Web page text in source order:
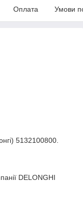
Оплата Умови
5132100800.
DELONGHI